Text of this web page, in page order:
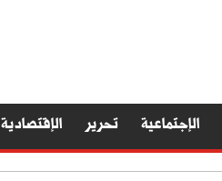
الإجتماعية تحرير الإقتصادية